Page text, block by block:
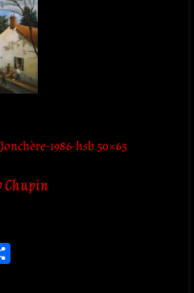
1986-hsb 50×65
Chupin